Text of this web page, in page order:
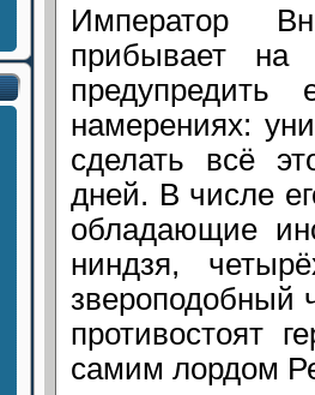
Император
прибывает
намерениях:
сделать всё
дней. В числе
обладающие
ниндзя,
звероподобный
противостоят
самим лордом